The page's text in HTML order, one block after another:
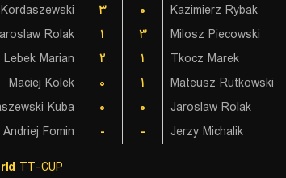
۳ ۰ Kazimierz Rybak
Rolak
۱ ۳ Milosz Piecowski
Lebek Marian
۲ ۱ Tkocz Marek
Maciej Kolek
۰ ۱ Mateusz Rutkowski
Kuba
۰ ۰ Jaroslaw Rolak
Andriej Fomin
- - Jerzy Michalik
TT-CUP